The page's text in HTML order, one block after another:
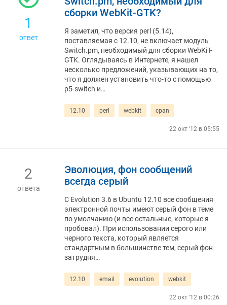
1
ответ
сборки WebKit-GTK?
Я заметил, что версия perl (5.14),
поставляемая с 12.10, не включает модуль
Switch.pm, необходимый для сборки WebKiT-
GTK. Оглядываясь в Интернете, я нашел
несколько предложений, указывающих на то,
что я должен установить что-то с помощью
p5-switch и…
12.10 perl webkit cpan
22 окт '12 в 05:55
2
ответа
Эволюция, фон сообщений
всегда серый
С Evolution 3.6 в Ubuntu 12.10 все сообщения
электронной почты имеют серый фон в теме
по умолчанию (и все остальные, которые я
пробовал). При использовании серого или
черного текста, который является
стандартным в большинстве тем, серый фон
затрудня…
12.10 email evolution webkit
22 окт '12 в 00:26